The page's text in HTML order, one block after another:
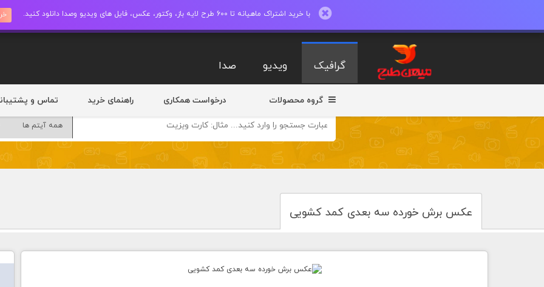
با خرید اشتراک ماهیانه تا 600 طرح لایه باز، وکتور، عکس، فایل های ویدیو وصدا دانلود کنید.
گرافیک ویدیو صدا
گروه محصولات درخواست همکاری راهنمای خرید تماس و
عکس برش خورده سه بعدی کمد کشویی